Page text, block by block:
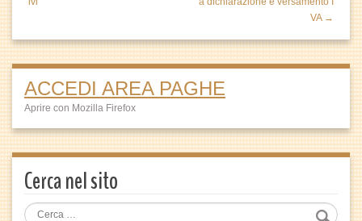
VA →
ACCEDI AREA PAGHE
Aprire con Mozilla Firefox
Cerca nel sito